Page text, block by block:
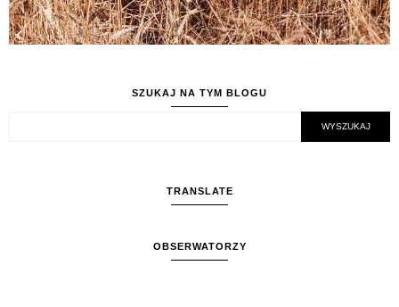
SZUKAJ NA TYM BLOGU
TRANSLATE
OBSERWATORZY